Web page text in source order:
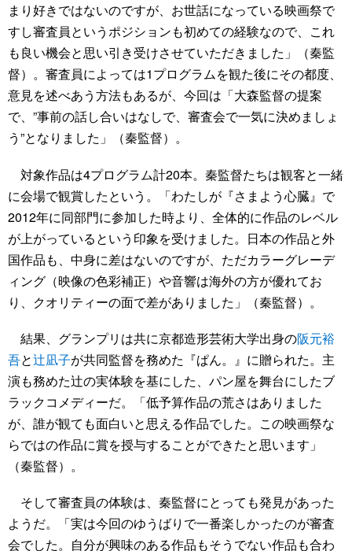
まり好きではないのですが、お世話になっている映画祭で
すし審査員というポジションも初めての経験なので、これ
も良い機会と思い引き受けさせていただきました」（秦監
督）。審査員によっては1プログラムを観た後にその都度、
意見を述べあう方法もあるが、今回は「大森監督の提案
で、”事前の話し合いはなしで、審査会で一気に決めましょ
う”となりました」（秦監督）。
対象作品は4プログラム計20本。秦監督たちは観客と一緒
に会場で観賞したという。「わたしが『さまよう心臓』で
2012年に同部門に参加した時より、全体的に作品のレベル
が上がっているという印象を受けました。日本の作品と外
国作品も、中身に差はないのですが、ただカラーグレーデ
ィング（映像の色彩補正）や音響は海外の方が優れてお
り、クオリティーの面で差がありました」（秦監督）。
結果、グランプリは共に京都造形芸術大学出身の阪元裕
吾と辻凪子が共同監督を務めた『ぱん。』に贈られた。主
演も務めた辻の実体験を基にした、パン屋を舞台にしたブ
ラックコメディーだ。「低予算作品の荒さはありました
が、誰が観ても面白いと思える作品でした。この映画祭な
らではの作品に賞を授与することができたと思います」
（秦監督）。
そして審査員の体験は、秦監督にとっても発見があった
ようだ。「実は今回のゆうばりで一番楽しかったのが審査
会でした。自分が興味のある作品もそうでない作品も合わ